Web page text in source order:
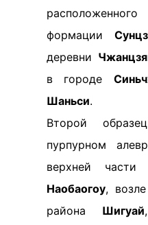
формации
деревни
в городе
Шаньси.
Второй
пурпурном
верхней
Наобаогоу,
района Шигуай